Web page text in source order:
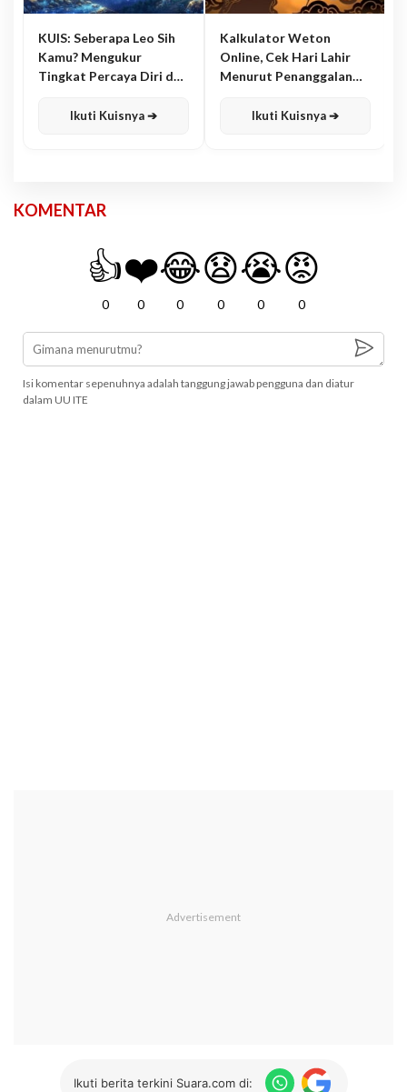
KUIS: Seberapa Leo Sih
Kamu? Mengukur
Tingkat Percaya Diri dan
Ikuti Kuisnya ➔
Kalkulator Weton
Online, Cek Hari Lahir
Menurut Penanggalan
Ikuti Kuisnya ➔
KOMENTAR
👍
0
❤️
0
😂
0
😧
0
😭
0
😡
0
Isi komentar sepenuhnya adalah tanggung jawab pengguna dan diatur
dalam UU ITE
Ikuti berita terkini Suara.com di: